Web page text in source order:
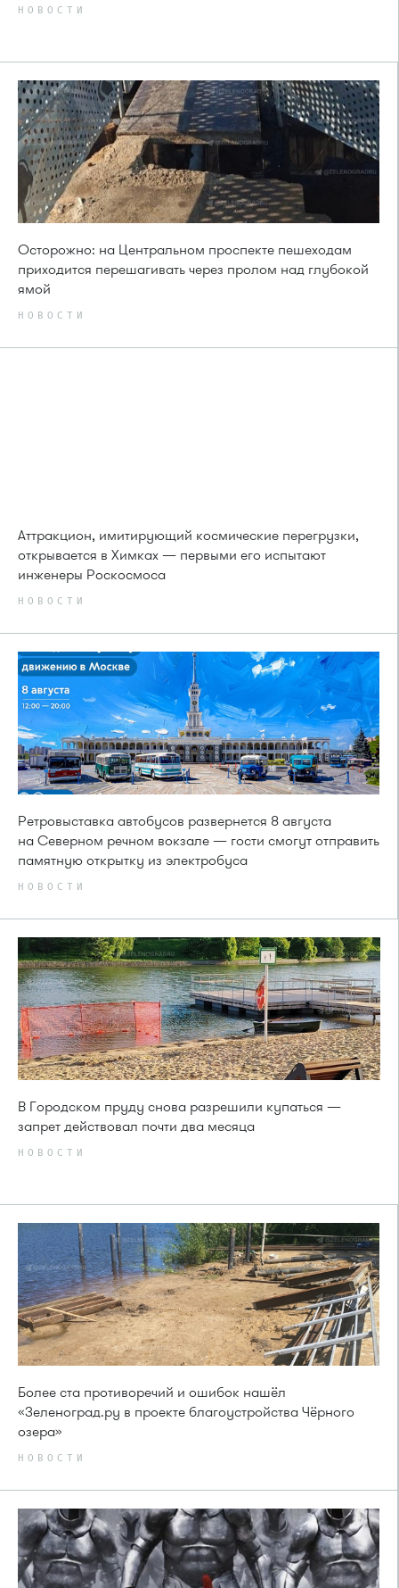
НОВОСТИ
Осторожно: на Центральном проспекте пешеходам
приходится перешагивать через пролом над глубокой
ямой
НОВОСТИ
Аттракцион, имитирующий космические перегрузки,
открывается в Химках — первыми его испытают
инженеры Роскосмоса
НОВОСТИ
Ретровыставка автобусов развернется 8 августа
на Северном речном вокзале — гости смогут отправить
памятную открытку из электробуса
НОВОСТИ
В Городском пруду снова разрешили купаться —
запрет действовал почти два месяца
НОВОСТИ
Более ста противоречий и ошибок нашёл
«Зеленоград.ру в проекте благоустройства Чёрного
озера»
НОВОСТИ